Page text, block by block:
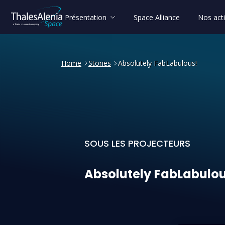
Présentation Space Alliance Nos
Home Stories Absolutely FabLabulous!
SOUS LES PROJECTEURS
Absolutely
Absolutely